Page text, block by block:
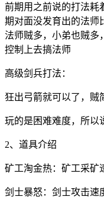
前期用之前说的打法耗
期对面没发育出的法师
法师贼多，小弟也贼多
控制上去搞法师
高级剑兵打法：
狂出弓箭就可以了，贼
玩的是困难难度，所以
2、道具介绍
矿工淘金热：矿工采矿
剑士暴怒：剑士攻击速